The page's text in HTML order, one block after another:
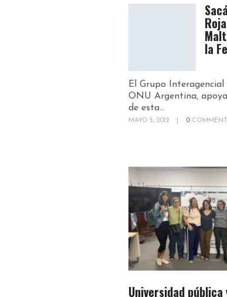
la
El Grupo Interagencial
ONU Argentina,
de esta...
MAYO 5, 2012 0 COMMENT
Universidad pública